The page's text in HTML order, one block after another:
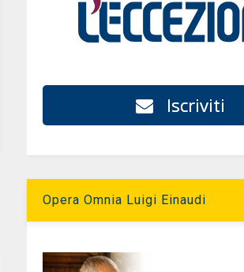
Iscriviti
Opera Omnia Luigi Einaudi